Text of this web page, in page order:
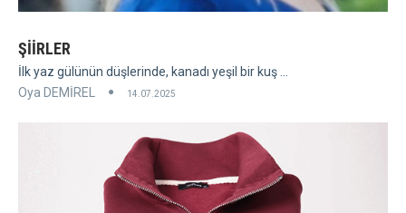
ŞİİRLER
İlk yaz gülünün düşlerinde, kanadı yeşil bir kuş ...
Oya DEMİREL
14.07.2025